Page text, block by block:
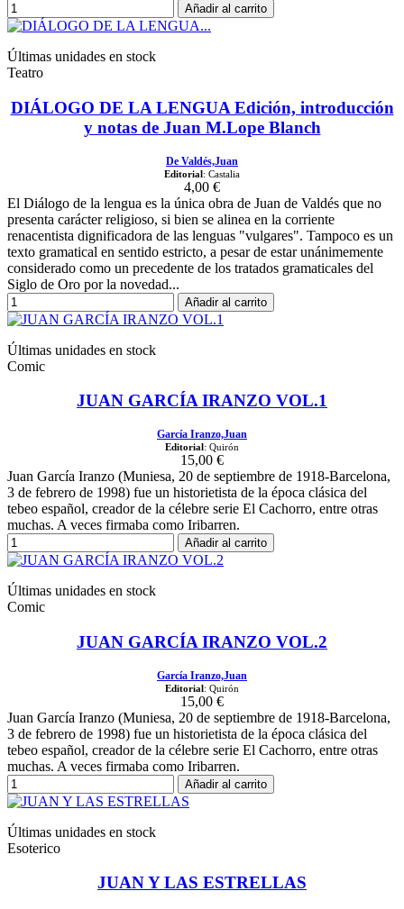
Añadir al carrito
Últimas unidades en stock
Teatro
DIÁLOGO DE LA LENGUA Edición, introducción
y notas de Juan M.Lope Blanch
De Valdés,Juan
Editorial: Castalia
4,00 €
El Diálogo de la lengua es la única obra de Juan de Valdés que no
presenta carácter religioso, si bien se alinea en la corriente
renacentista dignificadora de las lenguas "vulgares". Tampoco es un
texto gramatical en sentido estricto, a pesar de estar unánimemente
considerado como un precedente de los tratados gramaticales del
Siglo de Oro por la novedad...
Añadir al carrito
Últimas unidades en stock
Comic
JUAN GARCÍA IRANZO VOL.1
García Iranzo,Juan
Editorial: Quirón
15,00 €
Juan García Iranzo (Muniesa, 20 de septiembre de 1918-Barcelona,
3 de febrero de 1998) fue un historietista de la época clásica del
tebeo español, creador de la célebre serie El Cachorro, entre otras
muchas. A veces firmaba como Iribarren.
Añadir al carrito
Últimas unidades en stock
Comic
JUAN GARCÍA IRANZO VOL.2
García Iranzo,Juan
Editorial: Quirón
15,00 €
Juan García Iranzo (Muniesa, 20 de septiembre de 1918-Barcelona,
3 de febrero de 1998) fue un historietista de la época clásica del
tebeo español, creador de la célebre serie El Cachorro, entre otras
muchas. A veces firmaba como Iribarren.
Añadir al carrito
Últimas unidades en stock
Esoterico
JUAN Y LAS ESTRELLAS